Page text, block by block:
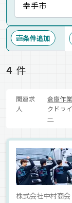
条件追加
4 件
関連求
人
倉庫作
クドラ
ー
株式会社中村商